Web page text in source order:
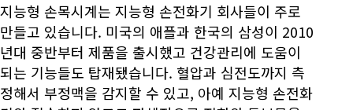
지능형 손목시계는 지능형 손전화기 회사들이 주로
만들고 있습니다. 미국의 애플과 한국의 삼성이 2010
년대 중반부터 제품을 출시했고 건강관리에 도움이
되는 기능들도 탑재됐습니다. 혈압과 심전도까지 측
정해서 부정맥을 감지할 수 있고, 아예 지능형 손전화